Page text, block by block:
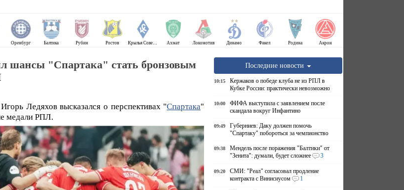
Оренбург Балтика Рубин Ростов Крылья Советов Ахмат Локомотив Динамо Факел Родина Акрон
шансы "Спартака" стать бронзовым
Ледяхов высказался о перспективах "Спартака"
медали РПЛ.
Последние новости
10:15
Кержаков о победе клуба не из РПЛ в
Кубке России: практически невозможно
10:00
ФИФА выступила с заявлением после
скандала вокруг Инфантино
09:49
Губерниев: Даку должен помочь
"Спартаку" побороться за чемпионство
09:38
Мендель после поражения "Балтики" от
"Зенита": думали, будет сложнее
3
09:20
СМИ: "Реал" согласовал продление
контракта с Винисиусом
1